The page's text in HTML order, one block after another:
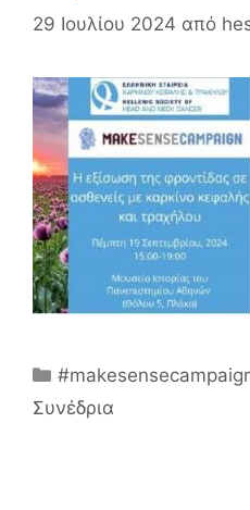
29 Ιουλίου 2024 από
Κατηγορίες
Συνέδρια